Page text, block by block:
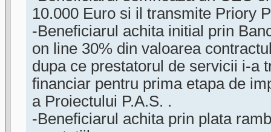
10.000 Euro si il transmite Priory
-Beneficiarul achita initial prin
on line 30% din valoarea
dupa ce prestatorul de servicii i-a
financiar pentru prima etapa de
a Proiectului P.A.S. .
-Beneficiarul achita prin plata